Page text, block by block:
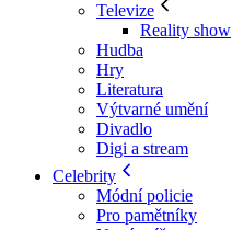
Televize
Reality show
Hudba
Hry
Literatura
Výtvarné umění
Divadlo
Digi a stream
Celebrity
Módní policie
Pro pamětníky